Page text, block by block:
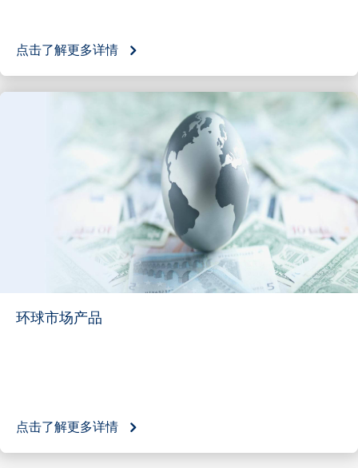
点击了解更多详情
环球市场产品
点击了解更多详情